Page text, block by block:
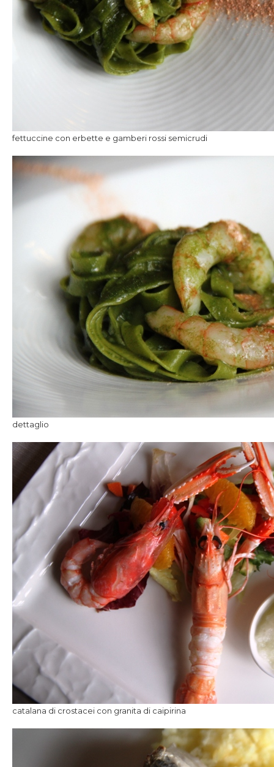
fettuccine con erbette e gamberi rossi semicrudi
dettaglio
catalana di crostacei con granita di caipirina